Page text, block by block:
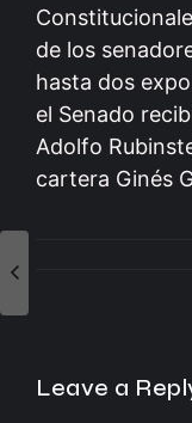
de los
hasta dos
el Senado
Adolfo
cartera Ginés
Leave a